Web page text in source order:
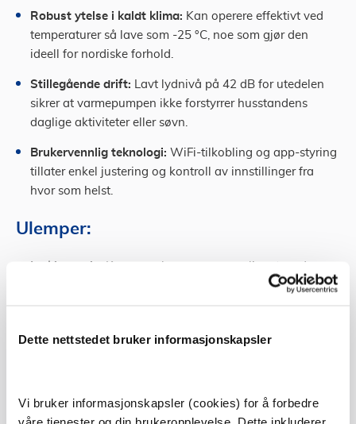
Dette nettstedet bruker informasjonskapsler
Vi bruker informasjonskapsler (cookies) for å forbedre
våre tjenester og din brukeropplevelse. Dette inkluderer
Robust ytelse i kaldt klima: Kan operere effektivt ved
temperaturer så lave som -25 °C, noe som gjør den
ideell for nordiske forhold.
Stillegående drift: Lavt lydnivå på 42 dB for utedelen
sikrer at varmepumpen ikke forstyrrer husstandens
daglige aktiviteter eller søvn.
Brukervennlig teknologi: WiFi-tilkobling og app-styring
tillater enkel justering og kontroll av innstillinger fra
hvor som helst.
Ulemper:
Innkjøpspris:
mindre avanserte modeller, noe som gjør det til en
Krav til plassering:Størrelsen på både innedelen og
Avhengig av stabil Wi-Fi:Full funksjonalitet krever en